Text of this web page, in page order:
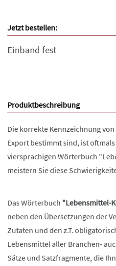
Jetzt bestellen:
Einband fest
Produktbeschreibung
Die korrekte Kennzeichnung
Export bestimmt sind, ist
viersprachigen Wörterbuch
meistern Sie diese
Das Wörterbuch "Lebensmittel-
neben den Übersetzungen der
Zutaten und den z.T.
Lebensmittel aller Branchen-
Sätze und Satzfragmente, die